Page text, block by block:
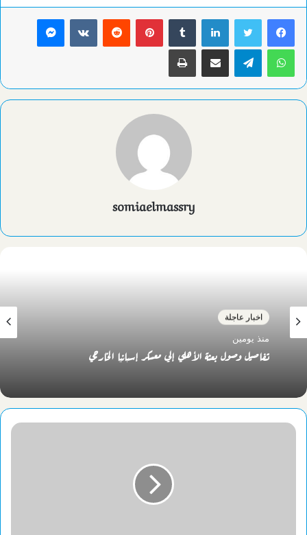
لينكدإن بينتيريست ماسنجر
واتساب تيلقرام مشاركة عبر البريد طباعة
somiaelmassry
اخبار عاجلة
منذ يومين
تفاصيل وصول بعثة الأهلي إلي معسكر إسبانيا الخارجي